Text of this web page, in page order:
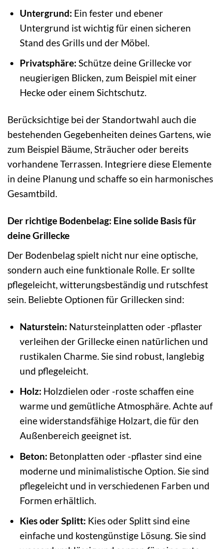
Untergrund: Ein fester und ebener
Untergrund ist wichtig für einen sicheren
Stand des Grills und der Möbel.
Privatsphäre: Schütze deine Grillecke vor
neugierigen Blicken, zum Beispiel mit einer
Hecke oder einem Sichtschutz.
Berücksichtige bei der Standortwahl auch die
bestehenden Gegebenheiten deines Gartens, wie
zum Beispiel Bäume, Sträucher oder bereits
vorhandene Terrassen. Integriere diese Elemente
in deine Planung und schaffe so ein harmonisches
Gesamtbild.
Der richtige Bodenbelag: Eine solide Basis für
deine Grillecke
Der Bodenbelag spielt nicht nur eine optische,
sondern auch eine funktionale Rolle. Er sollte
pflegeleicht, witterungsbeständig und rutschfest
sein. Beliebte Optionen für Grillecken sind:
Naturstein: Natursteinplatten oder -pflaster
verleihen der Grillecke einen natürlichen und
rustikalen Charme. Sie sind robust, langlebig
und pflegeleicht.
Holz: Holzdielen oder -roste schaffen eine
warme und gemütliche Atmosphäre. Achte auf
eine widerstandsfähige Holzart, die für den
Außenbereich geeignet ist.
Beton: Betonplatten oder -pflaster sind eine
moderne und minimalistische Option. Sie sind
pflegeleicht und in verschiedenen Farben und
Formen erhältlich.
Kies oder Splitt: Kies oder Splitt sind eine
einfache und kostengünstige Lösung. Sie sind